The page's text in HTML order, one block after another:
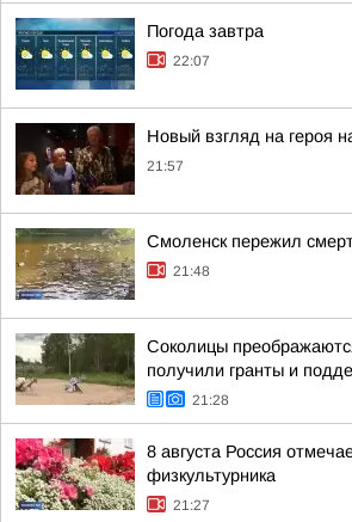
Погода завтра
22:07
Новый взгляд на героя
21:57
Смоленск пережил
21:48
Соколицы
получили гранты и
21:28
8 августа Россия
физкультурника
21:27